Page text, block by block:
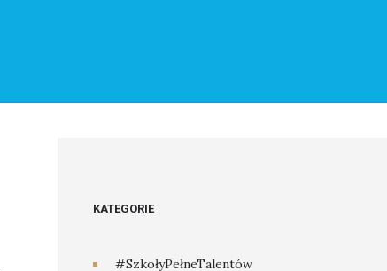
KATEGORIE
#SzkołyPełneTalentów